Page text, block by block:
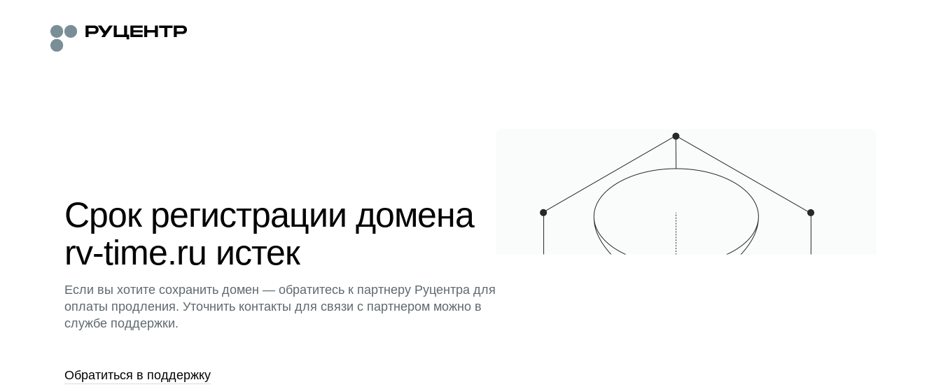
Срок регистрации домена
rv-time.ru истек
Если вы хотите сохранить домен — обратитесь к партнеру Руцентра для
оплаты продления. Уточнить контакты для связи с партнером можно в
службе поддержки.
Обратиться в поддержку